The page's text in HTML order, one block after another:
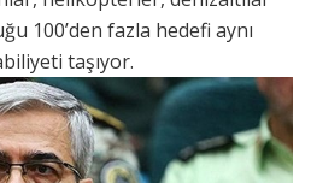
100’den fazla hedefi aynı
taşıyor.